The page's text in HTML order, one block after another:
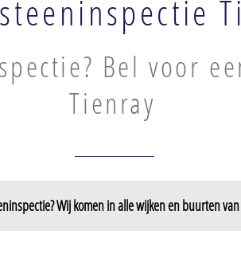
Bel voor
Tienray
Wij komen in alle wijken en buurten